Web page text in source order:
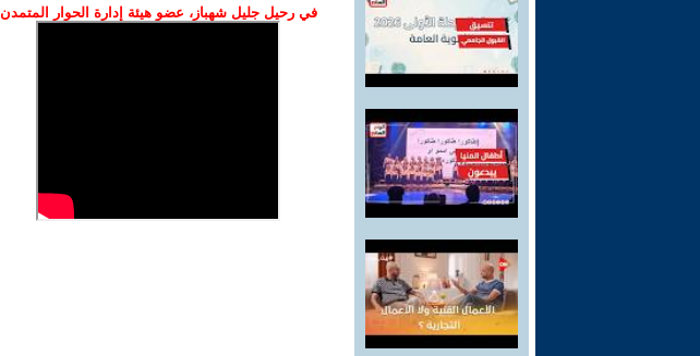
في رحيل جليل شهباز، عضو هيئة إدارة الحوار المتمدن